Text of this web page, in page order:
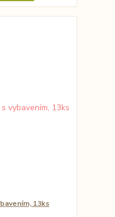
13ks